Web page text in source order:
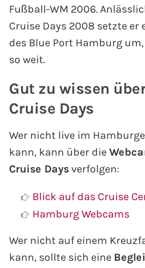
Fußball-WM 2006.
Cruise Days 2008 setzte
des Blue Port Hamburg
so weit.
Gut zu wissen
Cruise Days
Wer nicht live im
kann, kann über die
Cruise Daysverfolgen:
Blick auf das Cruise
Hamburg Webcams
Wer nicht auf einem
kann, sollte sich eine